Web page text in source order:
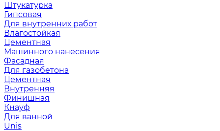
Штукатурка
Гипсовая
Для внутренних работ
Влагостойкая
Цементная
Машинного нанесения
Фасадная
Для газобетона
Цементная
Внутренняя
Финишная
Кнауф
Для ванной
Unis